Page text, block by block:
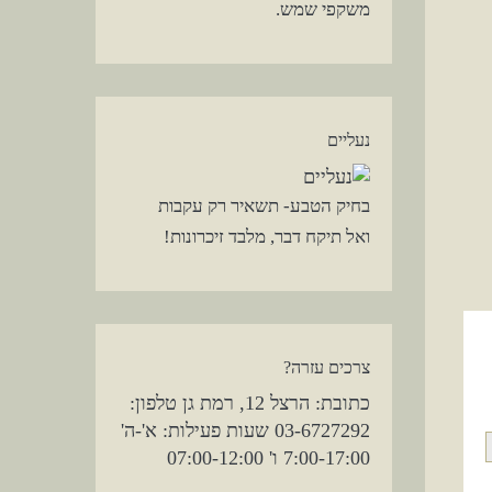
משקפי שמש.
נעליים
בחיק הטבע- תשאיר רק עקבות
ואל תיקח דבר, מלבד זיכרונות!
צרכים עזרה?
כתובת: הרצל 12, רמת גן טלפון:
03-6727292 שעות פעילות: א'-ה'
7:00-17:00 ו' 07:00-12:00